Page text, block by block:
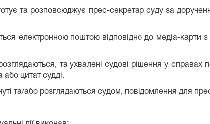
та розповсюджує прес-секретар суду за
електронною поштою відповідно до медіа-карти з
та ухвалені судові рішення у справах
або цитат судді.
та/або розглядаються судом, повідомлення для